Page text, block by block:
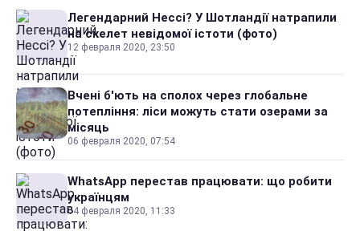
Легендарний Нессі? У Шотландії натрапили
на скелет невідомої істоти (фото)
12 февраля 2020, 23:50
Вчені б'ють на сполох через глобальне
потепління: ліси можуть стати озерами за
місяць
06 февраля 2020, 07:54
WhatsApp перестав працювати: що робити
українцям
04 февраля 2020, 11:33